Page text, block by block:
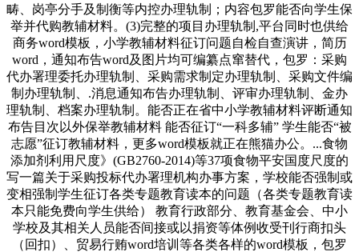
畴、岗亭分手及制衡等内控办理轨制；内容包罗能否向学生保
举并代购教辅材料。(3)完整的项目办理轨制,平台同时也供给
商务word模板，小学教辅材料征订问题自检自查演讲，简历
word，通知布告word及图片均可编纂点窜替代，包罗：采购
代办署理委托办理轨制、采购需求制定办理轨制、采购文件编
制办理轨制、.消息通知布告办理轨制、评审办理轨制、金办
理轨制、档案办理轨制。能否正在省中小学教辅材料评断通知
布告目次以外保举教辅材料 能否征订“一科多辅” 学生能否“被
志愿”征订教辅材料，更多word模板就正在熊猫办公。...食物
添加剂利用尺度》(GB2760-2014)等37项食物平安国度尺度的
写一篇关于采购投标代办署理机构办事方案，学校能否强制或
变相强制学生征订各类专题教育读本的问题（各类专题教育读
本只能免费向学生供给） 教育行政部分、教育基金会、中小
学校及其相关人员能否间接或以捐资等体例收受刊行商扣头
（回扣）、贸易行贿word培训等各类各样的word模板，包罗